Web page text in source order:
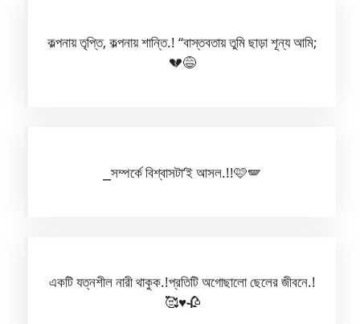
কল্পনায় তৃপ্তি, কল্পনায় শান্তি.! “বাস্তবতায় তুমি ছাড়া শূন্য আমি;
💔😅
⎯সম্পর্কে বিশ্বাসটা’ই আসল.!!🩷🪽
একটি যত্নশীল নারী থাকুক.!প্রতিটি অগোছালো ছেলের জীবনে.!
🥰♥️🥀